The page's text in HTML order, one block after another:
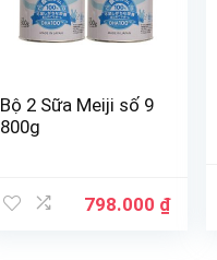
Bộ 2 Sữa Meiji số 9
800g
798.000 ₫